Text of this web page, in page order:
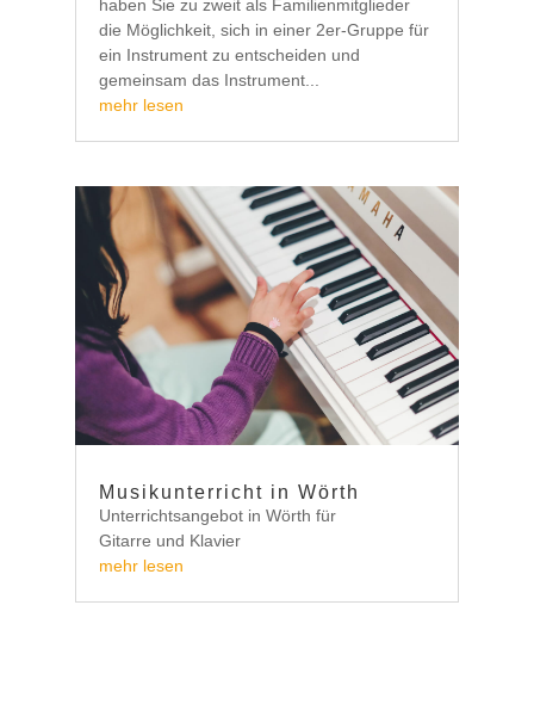
haben Sie zu zweit als Familienmitglieder
die Möglichkeit, sich in einer 2er-Gruppe für
ein Instrument zu entscheiden und
gemeinsam das Instrument...
mehr lesen
Musikunterricht in Wörth
Unterrichtsangebot in Wörth für
Gitarre und Klavier
mehr lesen